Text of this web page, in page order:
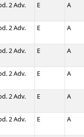
2 Adv. E A
2 Adv. E A
2 Adv. E A
2 Adv. E A
2 Adv. E A
2 Adv. E A